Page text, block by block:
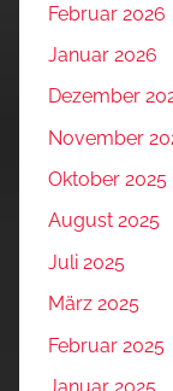
Februar 2026
Januar 2026
Dezember
November
Oktober 2025
August 2025
Juli 2025
März 2025
Februar 2025